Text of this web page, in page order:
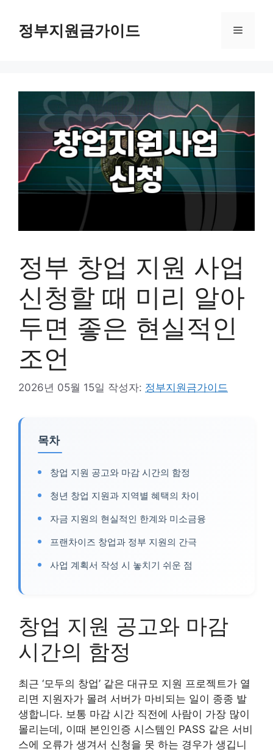
정부지원금가이드 메
정부 창업 지원 사업
신청할 때 미리 알아
두면 좋은 현실적인
조언
2026년 05월 15일 작성자: 정부지원금가이드
목차
창업 지원 공고와 마감 시간의 함정
청년 창업 지원과 지역별 혜택의 차이
자금 지원의 현실적인 한계와 미소금융
프랜차이즈 창업과 정부 지원의 간극
사업 계획서 작성 시 놓치기 쉬운 점
창업 지원 공고와 마감
시간의 함정
최근 ‘모두의 창업’ 같은 대규모 지원 프로젝트가 열
리면 지원자가 몰려 서버가 마비되는 일이 종종 발
생합니다. 보통 마감 시간 직전에 사람이 가장 많이
몰리는데, 이때 본인인증 시스템인 PASS 같은 서비
스에 오류가 생겨서 신청을 못 하는 경우가 생깁니